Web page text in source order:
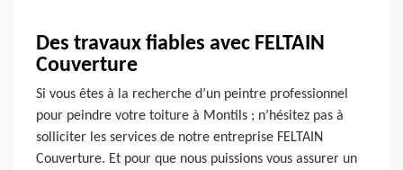
Des travaux fiables avec FELTAIN
Couverture
Si vous êtes à la recherche d’un peintre professionnel
pour peindre votre toiture à Montils ; n’hésitez pas à
solliciter les services de notre entreprise FELTAIN
Couverture. Et pour que nous puissions vous assurer un